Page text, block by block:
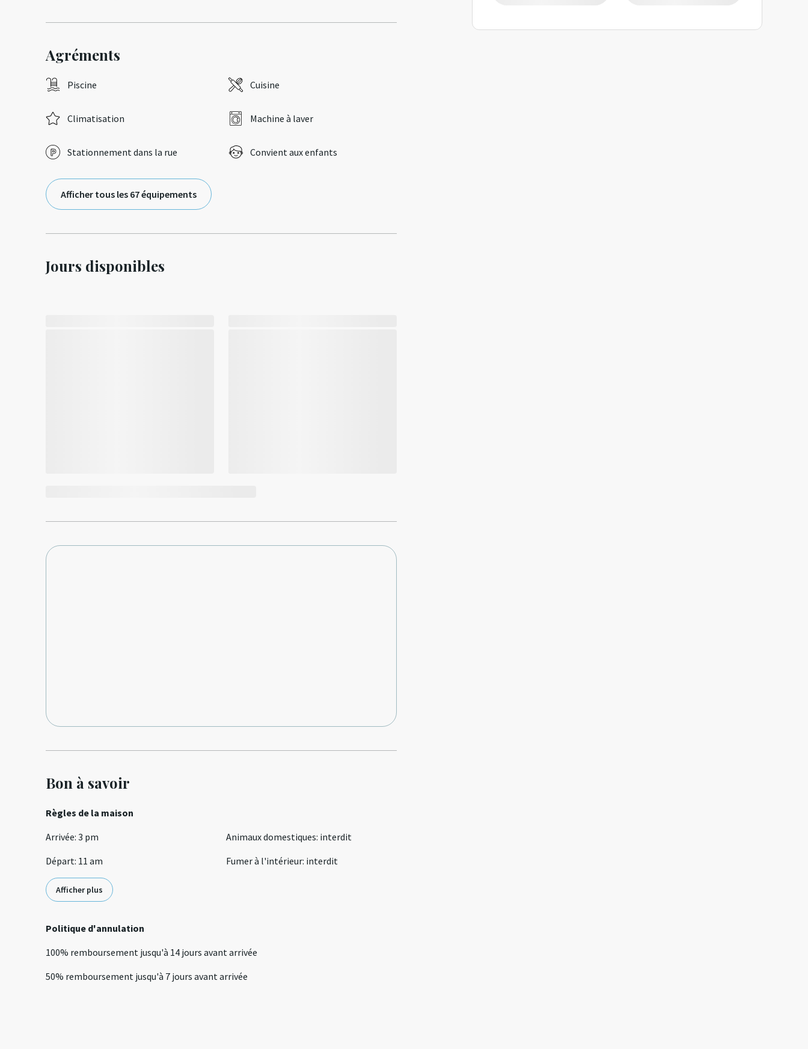
Agréments
Piscine Cuisine
Climatisation Machine à laver
Stationnement dans la rue Convient aux enfants
Afficher tous les 67 équipements
Jours disponibles
Bon à savoir
Règles de la maison
Arrivée: 3 pm
Départ: 11 am
Animaux domestiques: interdit
Fumer à l'intérieur: interdit
Afficher plus
Politique d'annulation
100% remboursement jusqu'à 14 jours avantarrivée
50% remboursement jusqu'à 7 jours avantarrivée